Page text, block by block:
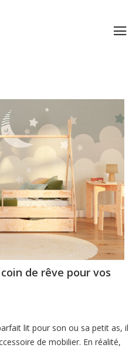
de rêve pour vos
lit pour son ou sa petit as, il
de mobilier. En réalité,